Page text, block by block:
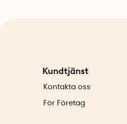
Kundtjänst
Kontakta oss
För Företag